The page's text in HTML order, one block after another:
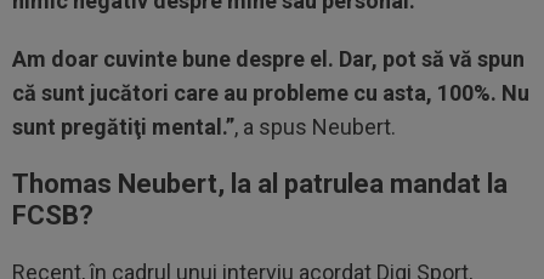
Am doar cuvinte bune despre el. Dar, pot să vă spun
că sunt jucători care au probleme cu asta, 100%. Nu
sunt pregătiţi mental.”, a spus Neubert.
Thomas Neubert, la al patrulea mandat la
FCSB?
Recent, în cadrul unui interviu acordat Digi Sport,